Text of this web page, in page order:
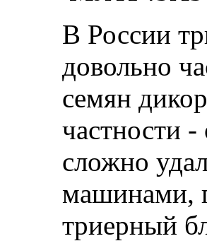
В России
довольно
семян
частности
сложно
машинами,
триерный